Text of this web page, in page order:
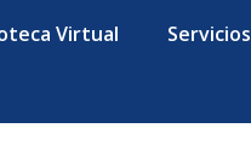
Virtual Servicios